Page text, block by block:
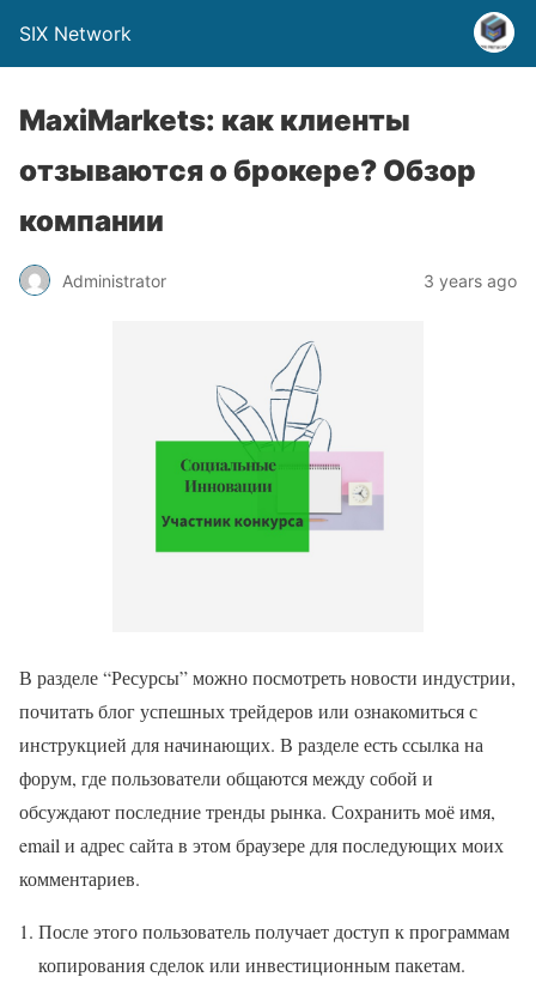
SIX Network
MaxiMarkets: как клиенты
отзываются о брокере? Обзор
компании
Administrator 3 years ago
В разделе “Ресурсы” можно посмотреть новости индустрии,
почитать блог успешных трейдеров или ознакомиться с
инструкцией для начинающих. В разделе есть ссылка на
форум, где пользователи общаются между собой и
обсуждают последние тренды рынка. Сохранить моё имя,
email и адрес сайта в этом браузере для последующих моих
комментариев.
После этого пользователь получает доступ к программам
копирования сделок или инвестиционным пакетам.